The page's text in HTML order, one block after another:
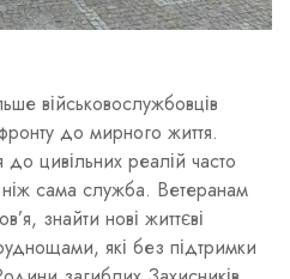
військовослужбовців
до мирного життя.
до цивільних реалій часто
сама служба. Ветеранам
знайти нові життєві
які без підтримки